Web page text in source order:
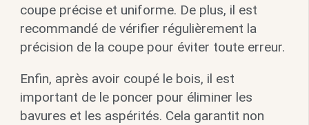
coupe précise et uniforme. De plus, il est
recommandé de vérifier régulièrement la
précision de la coupe pour éviter toute erreur.
Enfin, après avoir coupé le bois, il est
important de le poncer pour éliminer les
bavures et les aspérités. Cela garantit non